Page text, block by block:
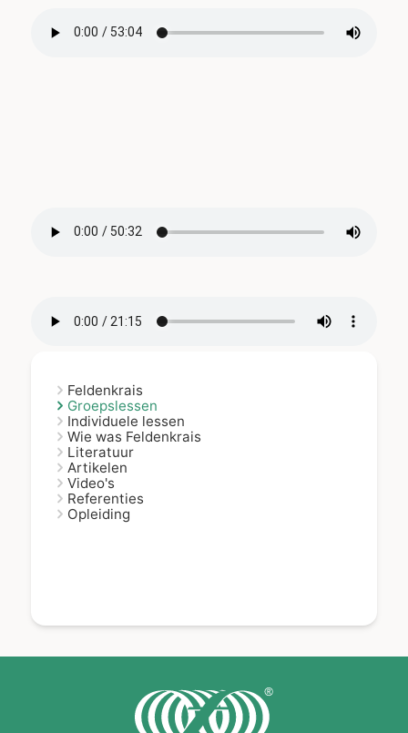
Feldenkrais
Groepslessen
Individuele lessen
Wie was Feldenkrais
Literatuur
Artikelen
Video's
Referenties
Opleiding